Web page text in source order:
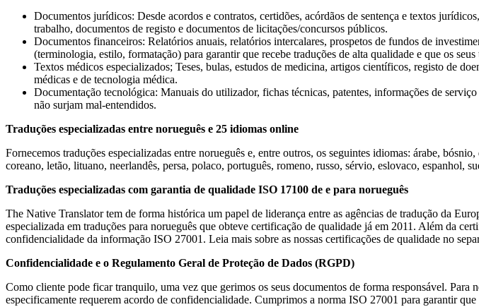
Documentos jurídicos: Desde acordos e contratos, certidões, acórdãos de sentença e textos
trabalho, documentos de registo e documentos de licitações/concursos públicos.
Documentos financeiros: Relatórios anuais, relatórios intercalares, prospetos de fundos de
(terminologia, estilo, formatação) para garantir que recebe traduções de alta qualidade e que os
Textos médicos especializados; Teses, bulas, estudos de medicina, artigos científicos, registo de
médicas e de tecnologia médica.
Documentação tecnológica: Manuais do utilizador, fichas técnicas, patentes, informações de
não surjam mal-entendidos.
Traduções especializadas entre norueguês e 25 idiomas online
Fornecemos traduções especializadas entre norueguês e, entre outros, os seguintes idiomas: árabe,
coreano, letão, lituano, neerlandês, persa, polaco, português, romeno, russo, sérvio, eslovaco, espanhol,
Traduções especializadas com garantia de qualidade ISO 17100 de e para norueguês
The Native Translator tem de forma histórica um papel de liderança entre as agências de tradução da
especializada em traduções para norueguês que obteve certificação de qualidade já em 2011. Além da
confidencialidade da informação ISO 27001. Leia mais sobre as nossas certificações de qualidade no
Confidencialidade e o Regulamento Geral de Proteção de Dados (RGPD)
Como cliente pode ficar tranquilo, uma vez que gerimos os seus documentos de forma responsável.
especificamente requerem acordo de confidencialidade. Cumprimos a norma ISO 27001 para garantir